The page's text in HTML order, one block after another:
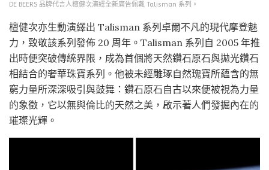
DE BEERS 品牌代言人檀健次演繹全新廣告佩戴 Talisman 系列。
檀健次亦生動演繹出 Talisman 系列卓爾不凡的現代摩登魅
力，致敬該系列發佈 20 周年。Talisman 系列自 2005 年推
出時便突破傳統界限，成為首個將天然鑽石原石與拋光鑽石
相結合的奢華珠寶系列。他被未經雕琢自然瑰寶所蘊含的無
窮力量所深深吸引與鼓舞：鑽石原石自古以來便被視為力量
的象徵，它以無與倫比的天然之美，啟示著人們發掘內在的
璀璨光輝。